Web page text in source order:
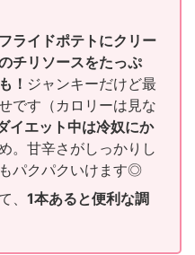
フライドポテトにクリー
チリソースをたっぷ
！ ジャンキーだけど最
です（カロリーは見な
イエット中は冷奴にか
。甘辛さがしっかりし
パクパクいけます◎
、 1本あると便利な調